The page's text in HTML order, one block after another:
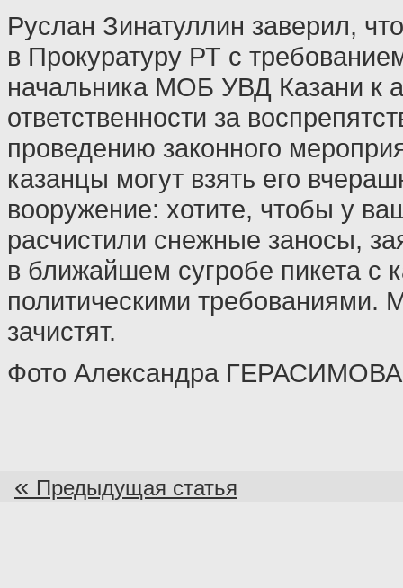
Руслан Зинатуллин заверил,
в Прокуратуру РТ с
начальника МОБ УВД Казани к
ответственности за
проведению законного
казанцы могут взять его
вооружение: хотите, чтобы у
расчистили снежные заносы,
в ближайшем сугробе пикета с
политическими требованиями.
зачистят.
Фото Александра
« Предыдущая статья